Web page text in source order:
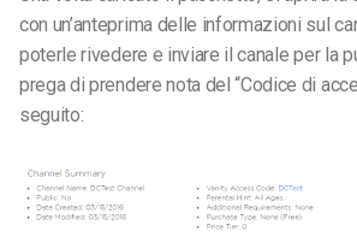
con un’anteprima delle informazioni sul
poterle rivedere e inviare il canale per la
prega di prendere nota del “Codice di
seguito: